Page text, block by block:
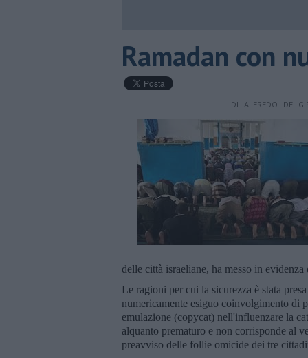
Ramadan con
DI ALFREDO DE
delle città israeliane, ha messo in
Le ragioni per cui la sicurezza è stata
numericamente esiguo coinvolgimento di
emulazione (copycat) nell'influenzare la
alquanto prematuro e non corrisponde al
preavviso delle follie omicide dei tre